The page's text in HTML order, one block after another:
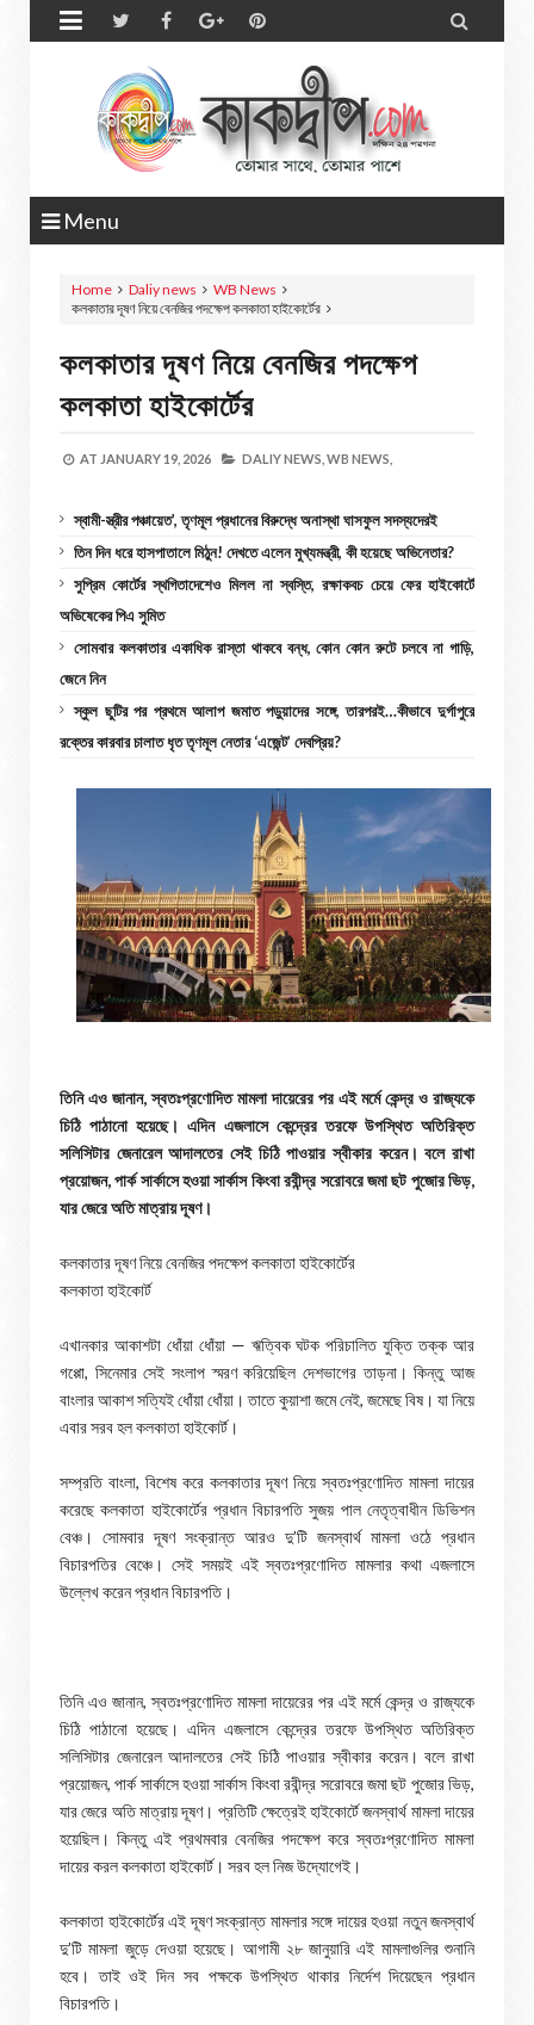
 
Menu
Home Daliy news
WB News
কলকাতার দূষণ নিয়ে বেনজির পদক্ষেপ কলকাতা হাইকোর্টের
কলকাতার দূষণ নিয়ে বেনজির পদক্ষেপ
কলকাতা হাইকোর্টের
AT JANUARY 19, 2026 DALIY NEWS, WB NEWS,
স্বামী-স্ত্রীর পঞ্চায়েত’, তৃণমূল প্রধানের বিরুদ্ধে অনাস্থা ঘাসফুল সদস্যদেরই
তিন দিন ধরে হাসপাতালে মিঠুন! দেখতে এলেন মুখ্যমন্ত্রী, কী হয়েছে অভিনেতার?
সুপ্রিম কোর্টের স্থগিতাদেশেও মিলল না স্বস্তি, রক্ষাকবচ চেয়ে ফের হাইকোর্টে
অভিষেকের পিএ সুমিত
সোমবার কলকাতার একাধিক রাস্তা থাকবে বন্ধ, কোন কোন রুটে চলবে না গাড়ি,
জেনে নিন
স্কুল ছুটির পর প্রথমে আলাপ জমাত পড়ুয়াদের সঙ্গে, তারপরই…কীভাবে দুর্গাপুরে
রক্তের কারবার চালাত ধৃত তৃণমূল নেতার ‘এজেন্ট’ দেবপ্রিয়?
তিনি এও জানান, স্বতঃপ্রণোদিত মামলা দায়েরের পর এই মর্মে কেন্দ্র ও রাজ্যকে
চিঠি পাঠানো হয়েছে। এদিন এজলাসে কেন্দ্রের তরফে উপস্থিত অতিরিক্ত
সলিসিটার জেনারেল আদালতের সেই চিঠি পাওয়ার স্বীকার করেন। বলে রাখা
প্রয়োজন, পার্ক সার্কাসে হওয়া সার্কাস কিংবা রবীন্দ্র সরোবরে জমা ছট পুজোর ভিড়,
যার জেরে অতি মাত্রায় দূষণ।
কলকাতার দূষণ নিয়ে বেনজির পদক্ষেপ কলকাতা হাইকোর্টের
কলকাতা হাইকোর্ট
এখানকার আকাশটা ধোঁয়া ধোঁয়া — ঋত্বিক ঘটক পরিচালিত যুক্তি তক্ক আর
গপ্পো, সিনেমার সেই সংলাপ স্মরণ করিয়েছিল দেশভাগের তাড়না। কিন্তু আজ
বাংলার আকাশ সত্যিই ধোঁয়া ধোঁয়া। তাতে কুয়াশা জমে নেই, জমেছে বিষ। যা নিয়ে
এবার সরব হল কলকাতা হাইকোর্ট।
সম্প্রতি বাংলা, বিশেষ করে কলকাতার দূষণ নিয়ে স্বতঃপ্রণোদিত মামলা দায়ের
করেছে কলকাতা হাইকোর্টের প্রধান বিচারপতি সুজয় পাল নেতৃত্বাধীন ডিভিশন
বেঞ্চ। সোমবার দূষণ সংক্রান্ত আরও দু’টি জনস্বার্থ মামলা ওঠে প্রধান
বিচারপতির বেঞ্চে। সেই সময়ই এই স্বতঃপ্রণোদিত মামলার কথা এজলাসে
উল্লেখ করেন প্রধান বিচারপতি।
তিনি এও জানান, স্বতঃপ্রণোদিত মামলা দায়েরের পর এই মর্মে কেন্দ্র ও রাজ্যকে
চিঠি পাঠানো হয়েছে। এদিন এজলাসে কেন্দ্রের তরফে উপস্থিত অতিরিক্ত
সলিসিটার জেনারেল আদালতের সেই চিঠি পাওয়ার স্বীকার করেন। বলে রাখা
প্রয়োজন, পার্ক সার্কাসে হওয়া সার্কাস কিংবা রবীন্দ্র সরোবরে জমা ছট পুজোর ভিড়,
যার জেরে অতি মাত্রায় দূষণ। প্রতিটি ক্ষেত্রেই হাইকোর্টে জনস্বার্থ মামলা দায়ের
হয়েছিল। কিন্তু এই প্রথমবার বেনজির পদক্ষেপ করে স্বতঃপ্রণোদিত মামলা
দায়ের করল কলকাতা হাইকোর্ট। সরব হল নিজ উদ্যোগেই।
কলকাতা হাইকোর্টের এই দূষণ সংক্রান্ত মামলার সঙ্গে দায়ের হওয়া নতুন জনস্বার্থ
দু’টি মামলা জুড়ে দেওয়া হয়েছে। আগামী ২৮ জানুয়ারি এই মামলাগুলির শুনানি
হবে। তাই ওই দিন সব পক্ষকে উপস্থিত থাকার নির্দেশ দিয়েছেন প্রধান
বিচারপতি।